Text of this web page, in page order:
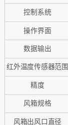
控制系统
操作界面
数据输出
红外温度传感器范围
精度
风箱规格
风箱出风口直径